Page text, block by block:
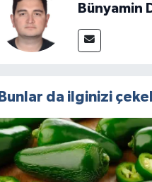
Bünyamin
Bunlar da ilginizi